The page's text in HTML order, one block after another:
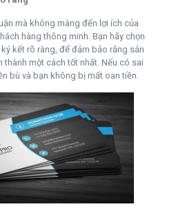
mà không màng đến lợi ích của
hàng thông minh. Bạn hãy chọn
kết rõ ràng, để đảm bảo rằng sản
một cách tốt nhất. Nếu có sai
bù và bạn không bị mất oan tiền.